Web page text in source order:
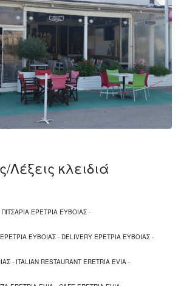
Λέξεις κλειδιά
ΠΙΤΣΑΡΙΑ ΕΡΕΤΡΙΑ ΕΥΒΟΙΑΣ -
ΕΥΒΟΙΑΣ - DELIVERY ΕΡΕΤΡΙΑ ΕΥΒΟΙΑΣ -
- ITALIAN RESTAURANT ERETRIA EVIA -